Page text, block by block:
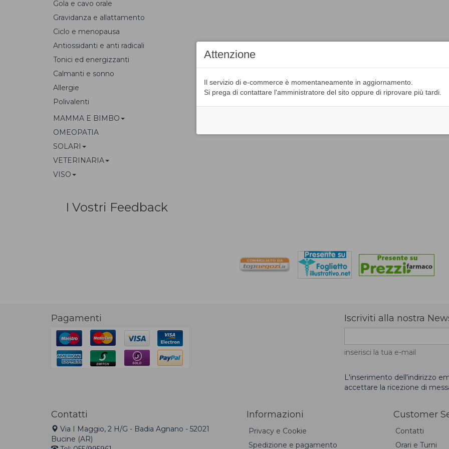
Gola e cavo orale
Gravidanza e allattamento
Ciclo e menopausa
Antiossidanti e anti radicali
Tonici ed energizzanti
Calmanti e sonno
Allergie
Polivalenti
MAMMA E BIMBO
OMEOPATIA
SOLARI
VETERINARIA
VISO
I Vostri Feedback
Pagamenti Iscriviti alla nostra
inserisci la tua e-mail
L'inserimento dell'indirizzo
accettare la ricezione di
Contatti
Via I Maggio, 2 H/G - Badia Agnano - 52021
Bucine (AR)
Informazioni
Privacy e Cookie
Spedizione e pagamento
Customer
Contatti
Orari e Turni
Attenzione
Il servizio di e-commerce è momentaneamente in aggiornamento.
Si prega di contattare l'amministratore del sito oppure di riprovare più tardi.